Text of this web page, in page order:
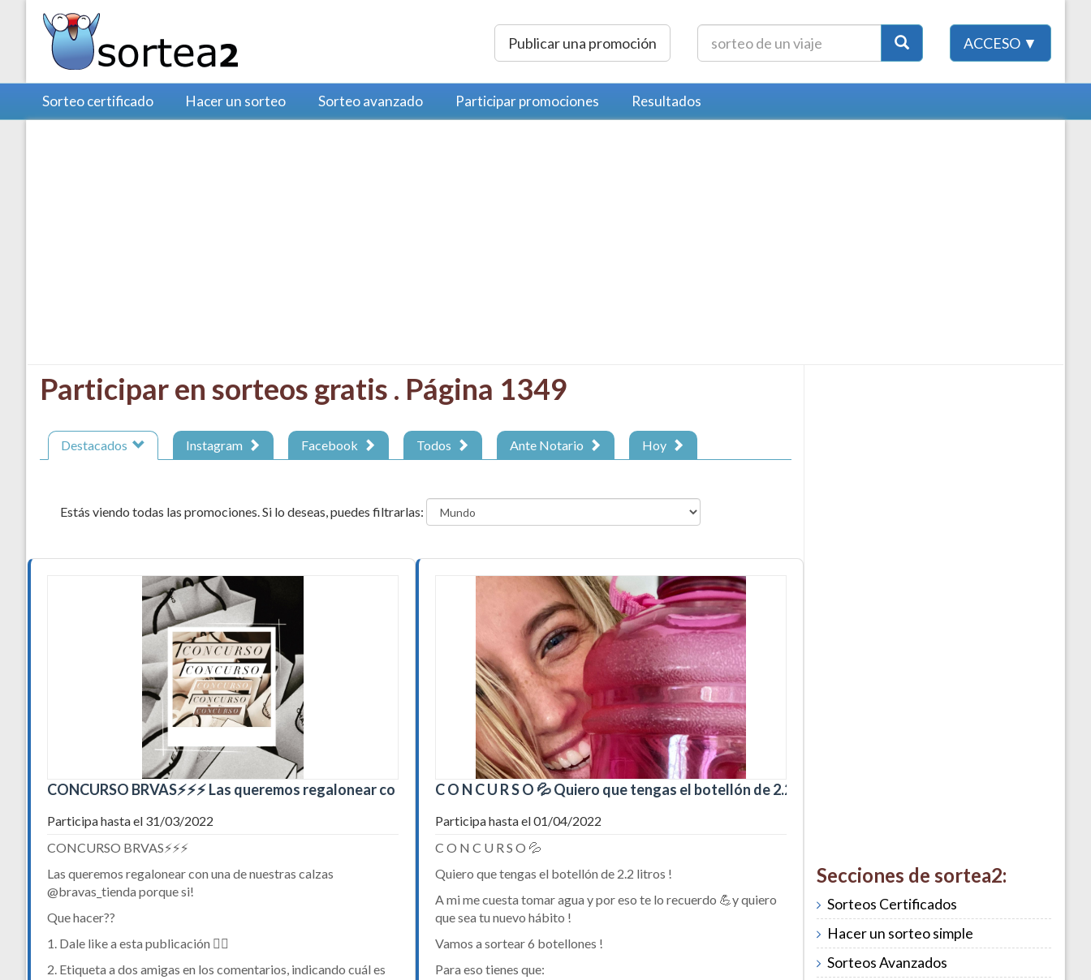
Publicar una promoción ACCESO ▼
Sorteo certificado Hacer un sorteo Sorteo avanzado Participar promociones Resultados
Participar en sorteos gratis . Página 1349
Destacados Instagram Facebook Todos Ante Notario Hoy
Estás viendo todas las promociones. Si lo deseas, puedes filtrarlas:
CONCURSO BRVAS⚡️⚡️⚡️ Las queremos regalonear co
Participa hasta el 31/03/2022
CONCURSO BRVAS⚡️⚡️⚡️
Las queremos regalonear con una de nuestras calzas
@bravas_tienda porque si!
Que hacer??
1. Dale like a esta publicación 👍🏻
2. Etiqueta a dos amigas en los comentarios, indicando cuál es
C O N C U R S O 💦 Quiero que tengas el botellón de 2.2
Participa hasta el 01/04/2022
C O N C U R S O 💦
Quiero que tengas el botellón de 2.2 litros !
A mi me cuesta tomar agua y por eso te lo recuerdo 💪y quiero
que sea tu nuevo hábito !
Vamos a sortear 6 botellones !
Para eso tienes que:
Secciones de sortea2:
Sorteos Certificados
Hacer un sorteo simple
Sorteos Avanzados